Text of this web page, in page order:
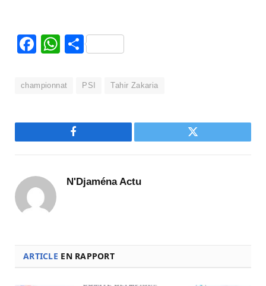
Facebook
WhatsApp
Partager
championnat PSI Tahir Zakaria
Facebook Twitter
N'Djaména Actu
ARTICLE EN RAPPORT